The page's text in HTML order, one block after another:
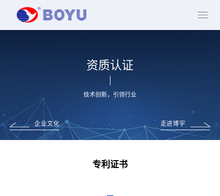
资质认证
技术创新，引领行业
企业文化 走进博宇
专利证书